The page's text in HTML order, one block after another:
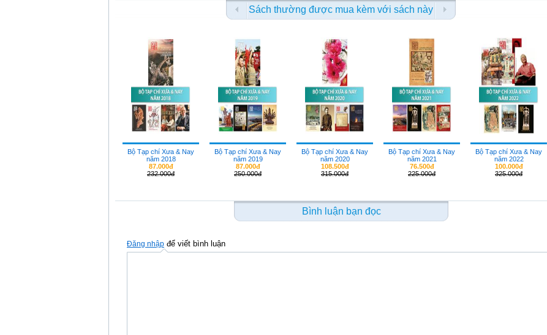
Sách thường được mua kèm với sách này
Bộ Tạp chí Xưa & Nay
năm 2018
87.000đ
232.000đ
Bộ Tạp chí Xưa & Nay
năm 2019
87.000đ
250.000đ
Bộ Tạp chí Xưa & Nay
năm 2020
108.500đ
315.000đ
Bộ Tạp chí Xưa & Nay
năm 2021
76.500đ
225.000đ
Bộ Tạp chí Xưa & Nay
năm 2022
100.000đ
325.000đ
Bình luận bạn đọc
Đăng nhập để viết bình luận